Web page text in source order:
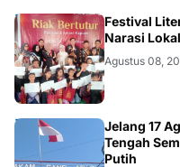
DAERAH
Festival
Narasi
Agustus 08,
Jelang 17
Tengah
Putih